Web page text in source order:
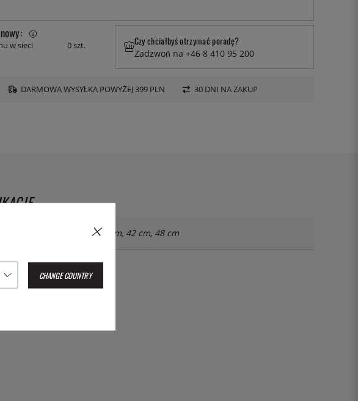
w sieci 0 szt. Czy chciałbyś otrzymać poradę?
Zadzwoń na +46 8 410 95 200
DARMOWA WYSYŁKA POWYŻEJ 399 PLN 30 DNI NA ZAKUP
34 cm, 42 cm, 48 cm
CHANGE COUNTRY